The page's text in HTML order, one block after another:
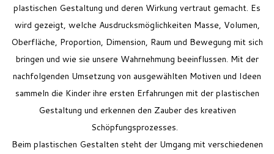
plastischen Gestaltung und deren Wirkung vertraut gemacht. Es
wird gezeigt, welche Ausdrucksmöglichkeiten Masse, Volumen,
Oberfläche, Proportion, Dimension, Raum und Bewegung mit sich
bringen und wie sie unsere Wahrnehmung beeinflussen. Mit der
nachfolgenden Umsetzung von ausgewählten Motiven und Ideen
sammeln die Kinder ihre ersten Erfahrungen mit der plastischen
Gestaltung und erkennen den Zauber des kreativen
Schöpfungsprozesses.
Beim plastischen Gestalten steht der Umgang mit verschiedenen